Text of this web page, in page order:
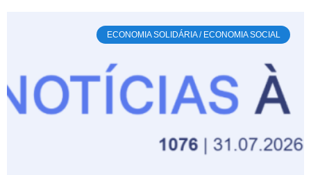
ECONOMIA SOLIDÁRIA / ECONOMIA SOCIAL